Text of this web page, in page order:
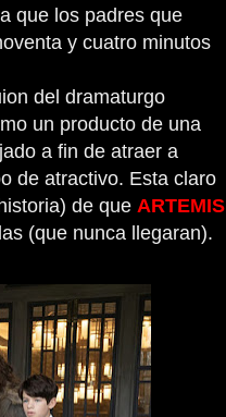
que los padres que
y cuatro minutos
del dramaturgo
un producto de una
a fin de atraer a
de atractivo. Esta claro
de que ARTEMIS
(que nunca llegaran).